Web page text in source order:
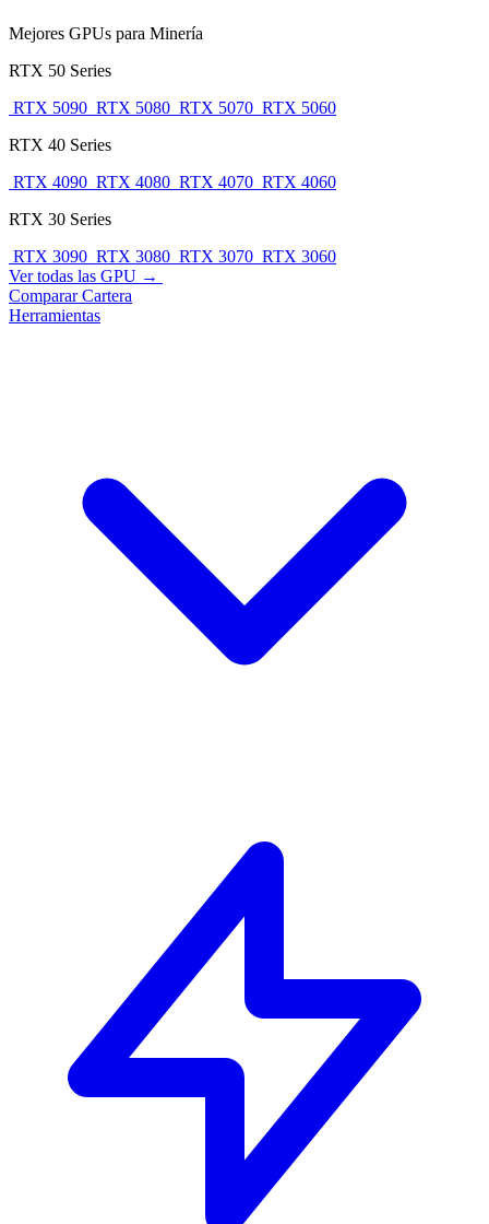
Mejores GPUs para Minería
RTX 50 Series
RTX 5090 RTX 5080 RTX 5070 RTX 5060
RTX 40 Series
RTX 4090 RTX 4080 RTX 4070 RTX 4060
RTX 30 Series
RTX 3090 RTX 3080 RTX 3070 RTX 3060
Ver todas las GPU →
CompararCartera
Herramientas